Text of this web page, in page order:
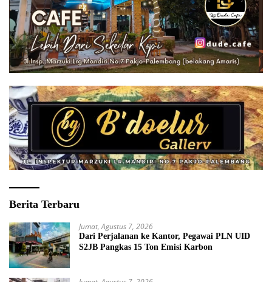
Berita Terbaru
Jumat, Agustus 7, 2026
Dari Perjalanan ke Kantor, Pegawai PLN UID
S2JB Pangkas 15 Ton Emisi Karbon